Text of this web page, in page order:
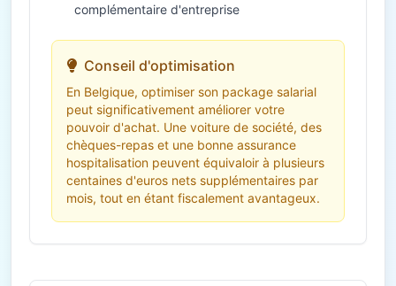
complémentaire d'entreprise
Conseil d'optimisation
En Belgique, optimiser son package salarial
peut significativement améliorer votre
pouvoir d'achat. Une voiture de société, des
chèques-repas et une bonne assurance
hospitalisation peuvent équivaloir à plusieurs
centaines d'euros nets supplémentaires par
mois, tout en étant fiscalement avantageux.